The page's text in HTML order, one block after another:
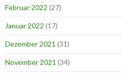
Februar 2022 (27)
Januar 2022 (17)
Dezember 2021 (31)
November 2021 (34)